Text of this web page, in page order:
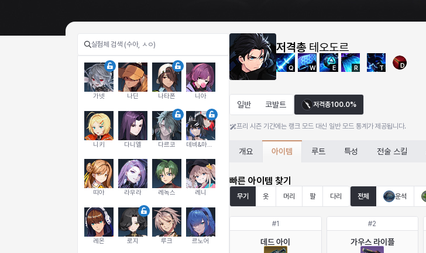
가넷 나딘 나타폰 니아
니키 다니엘 다르코
띠아 라우라 레녹스 레니
레온 로지 루크 르노어
저격총 테오도르
Q W E R T D
일반 코발트 저격총100.0%
프리 시즌 기간에는 랭크 모드 대신 일반 모드 통계가 제공됩니다.
개요 아이템 루트 특성 전술 스킬
빠른 아이템 찾기
무기 옷 머리 팔 다리 전체 운석
#1
데드 아이
#2
가우스 라이플